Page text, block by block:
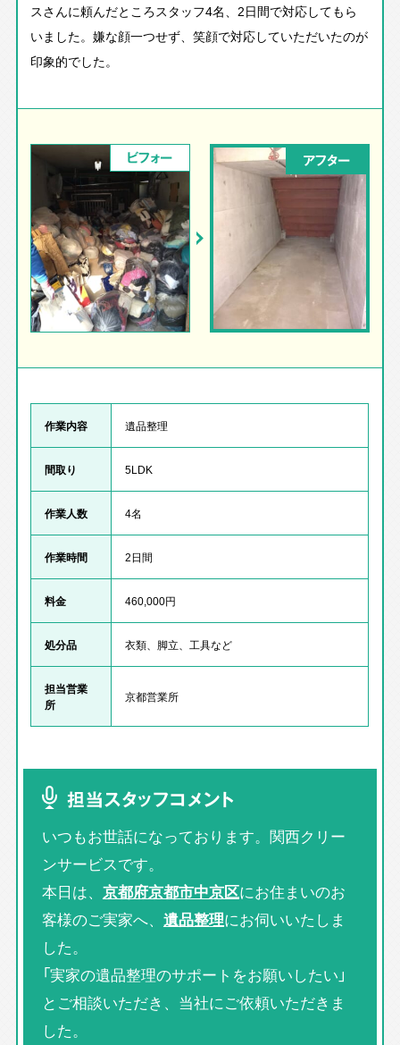
スさんに頼んだところスタッフ4名、2日間で対応してもら
いました。嫌な顔一つせず、笑顔で対応していただいたのが
印象的でした。
ビフォー アフター
作業内容 遺品整理
間取り 5LDK
作業人数 4名
作業時間 2日間
料金 460,000円
処分品 衣類、脚立、工具など
担当営業
所
京都営業所
担当スタッフコメント
いつもお世話になっております。関西クリー
ンサービスです。
本日は、 京都府京都市中京区にお住まいのお
客様のご実家へ、 遺品整理にお伺いいたしま
した。
「実家の遺品整理のサポートをお願いしたい」
とご相談いただき、当社にご依頼いただきま
した。